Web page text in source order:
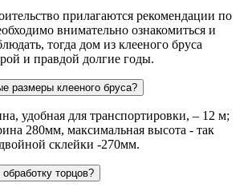
прилагаются рекомендации по
внимательно ознакомиться и
тогда дом из клееного бруса
и правдой долгие годы.
размеры клееного бруса?
удобная для транспортировки, – 12 м;
280мм, максимальная высота - так
склейки -270мм.
торцов?